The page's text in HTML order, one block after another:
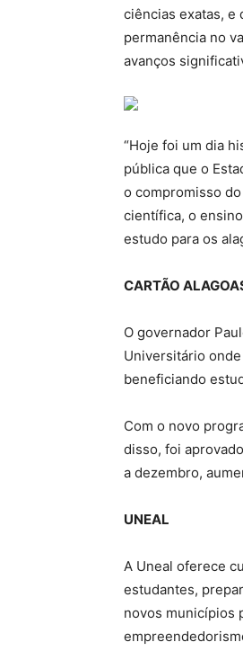
ciências exatas, e
permanência no
avanços
“Hoje foi um dia
pública que o
o compromisso
científica, o
estudo para os
CARTÃO
O governador
Universitário
beneficiando
Com o novo
disso, foi
a dezembro,
UNEAL
A Uneal oferece
estudantes,
novos municípios